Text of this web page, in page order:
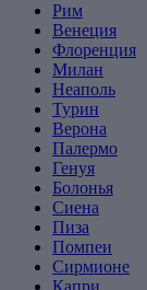
Рим
Венеция
Флоренция
Милан
Неаполь
Турин
Верона
Палермо
Генуя
Болонья
Сиена
Пиза
Помпеи
Сирмионе